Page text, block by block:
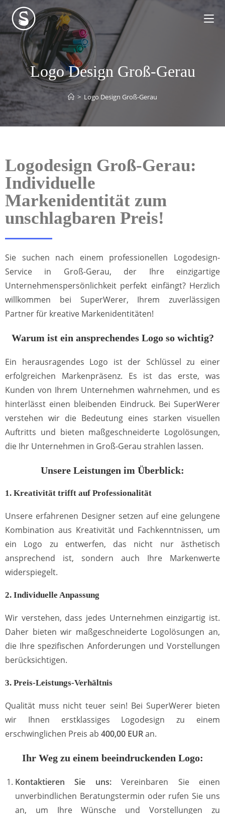
Logo Design Groß-Gerau
> Logo Design Groß-Gerau
Logodesign Groß-Gerau:
Individuelle
Markenidentität zum
unschlagbaren Preis!
Sie suchen nach einem professionellen Logodesign-
Service in Groß-Gerau, der Ihre einzigartige
Unternehmenspersönlichkeit perfekt einfängt? Herzlich
willkommen bei SuperWerer, Ihrem zuverlässigen
Partner für kreative Markenidentitäten!
Warum ist ein ansprechendes Logo so wichtig?
Ein herausragendes Logo ist der Schlüssel zu einer
erfolgreichen Markenpräsenz. Es ist das erste, was
Kunden von Ihrem Unternehmen wahrnehmen, und es
hinterlässt einen bleibenden Eindruck. Bei SuperWerer
verstehen wir die Bedeutung eines starken visuellen
Auftritts und bieten maßgeschneiderte Logolösungen,
die Ihr Unternehmen in Groß-Gerau strahlen lassen.
Unsere Leistungen im Überblick:
1. Kreativität trifft auf Professionalität
Unsere erfahrenen Designer setzen auf eine gelungene
Kombination aus Kreativität und Fachkenntnissen, um
ein Logo zu entwerfen, das nicht nur ästhetisch
ansprechend ist, sondern auch Ihre Markenwerte
widerspiegelt.
2. Individuelle Anpassung
Wir verstehen, dass jedes Unternehmen einzigartig ist.
Daher bieten wir maßgeschneiderte Logolösungen an,
die Ihre spezifischen Anforderungen und Vorstellungen
berücksichtigen.
3. Preis-Leistungs-Verhältnis
Qualität muss nicht teuer sein! Bei SuperWerer bieten
wir Ihnen erstklassiges Logodesign zu einem
erschwinglichen Preis ab 400,00 EURan.
Ihr Weg zu einem beeindruckenden Logo:
Kontaktieren Sie uns:Vereinbaren Sie einen
unverbindlichen Beratungstermin oder rufen Sie uns
an, um Ihre Wünsche und Vorstellungen zu